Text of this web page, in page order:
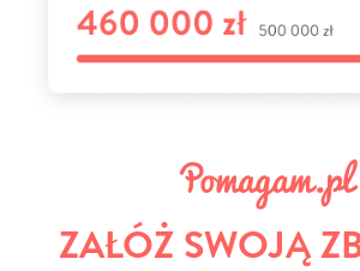
ZAŁÓŻ SWOJĄ